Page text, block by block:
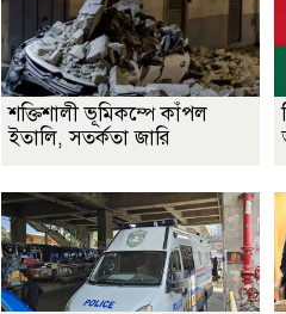
শক্তিশালী ভূমিকম্পে কাঁপল
ইতালি, সতর্কতা জারি